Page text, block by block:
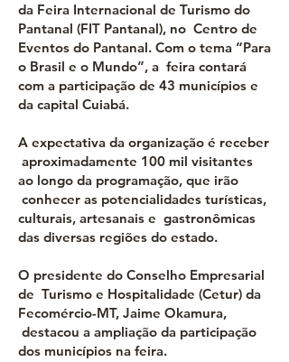
da Feira Internacional de Turismo do
Pantanal (FIT Pantanal), no Centro de
Eventos do Pantanal. Com o tema “Para
o Brasil e o Mundo”, a feira contará
com a participação de 43 municípios e
da capital Cuiabá.
A expectativa da organização é receber
aproximadamente 100 mil visitantes
ao longo da programação, que irão
conhecer as potencialidades turísticas,
culturais, artesanais e gastronômicas
das diversas regiões do estado.
O presidente do Conselho Empresarial
de Turismo e Hospitalidade (Cetur) da
Fecomércio-MT, Jaime Okamura,
destacou a ampliação da participação
dos municípios na feira.